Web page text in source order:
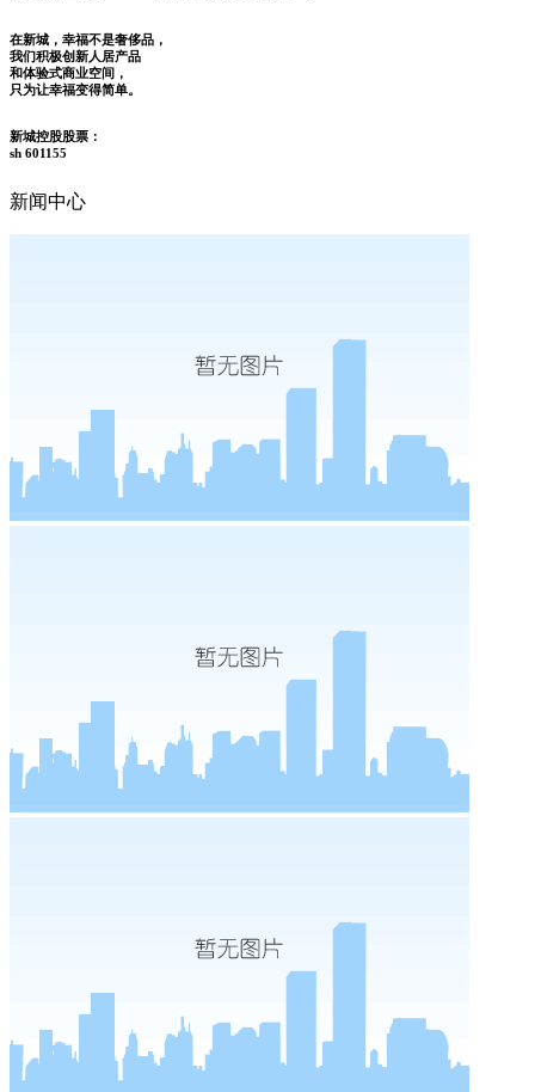
在新城，幸福不是奢侈品，
我们积极创新人居产品
和体验式商业空间，
只为让幸福变得简单。
新城控股股票：
sh 601155
新闻中心